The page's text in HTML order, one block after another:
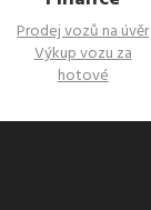
Prodej vozů na úvěr
Výkup vozu za
hotové